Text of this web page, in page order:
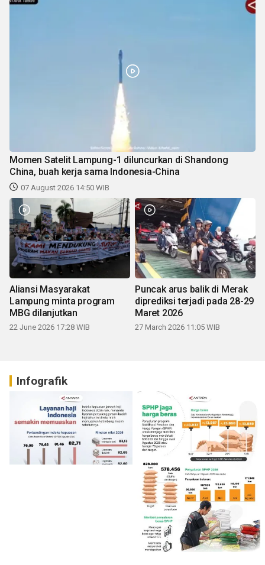
Momen Satelit Lampung-1 diluncurkan di Shandong
China, buah kerja sama Indonesia-China
07 August 2026 14:50 WIB
Aliansi Masyarakat
Lampung minta program
MBG dilanjutkan
22 June 2026 17:28 WIB
Puncak arus balik di Merak
diprediksi terjadi pada 28-29
Maret 2026
27 March 2026 11:05 WIB
Infografik